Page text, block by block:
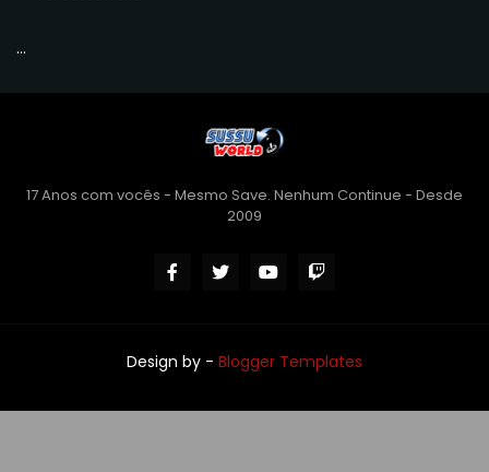
...
17 Anos com vocês - Mesmo Save. Nenhum Continue - Desde
2009
Design by - Blogger Templates